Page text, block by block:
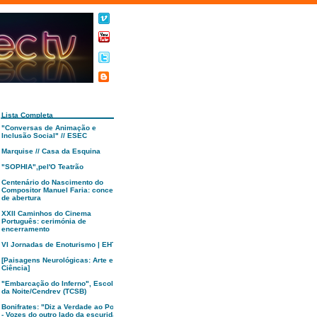
Lista Completa
"Conversas de Animação e
Inclusão Social" // ESEC
Marquise // Casa da Esquina
"SOPHIA",pel'O Teatrão
Centenário do Nascimento do
Compositor Manuel Faria: concerto
de abertura
XXII Caminhos do Cinema
Português: cerimónia de
encerramento
VI Jornadas de Enoturismo | EHTC
[Paisagens Neurológicas: Arte e
Ciência]
"Embarcação do Inferno", Escola
da Noite/Cendrev (TCSB)
Bonifrates: "Diz a Verdade ao Poder
- Vozes do outro lado da escuridão"